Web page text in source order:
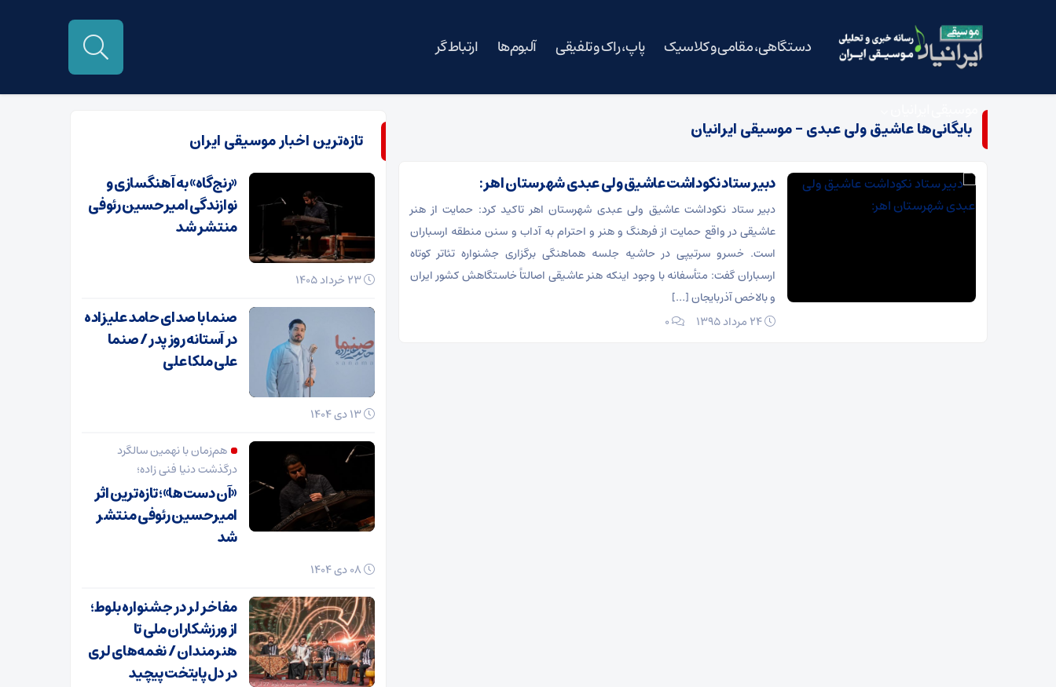
دستگاهی، مقامی و کلاسیک پاپ، راک و تلفیقی آلبوم‌ها ارتباط گر
بایگانی‌ها عاشیق ولی عبدی - موسیقی ایرانیان
دبیر ستاد نکوداشت عاشیق ولی عبدی شهرستان اهر:
دبیر ستاد نکوداشت عاشیق ولی عبدی شهرستان اهر تاکید کرد: حمایت از هنر
عاشیقی در واقع حمایت از فرهنگ و هنر و احترام به آداب و سنن منطقه ارسباران
است. خسرو سرتیپی در حاشیه جلسه هماهنگی برگزاری جشنواره تئاتر کوتاه
ارسباران گفت: متأسفانه با وجود اینکه هنر عاشیقی اصالتاً خاستگاهش کشور ایران
و بالاخص آذربایجان […]
۰
تازه‌ترین اخبار موسیقی ایران
«رنج‌گاه» به آهنگسازی و
نوازندگی امیرحسین رئوفی
منتشر شد
صنما با صدای حامد علیزاده
در آستانه روز پدر / صنما
علی ملکا علی
هم‌زمان با نهمین سالگرد
درگذشت دنیا فنی زاده؛
«آن دست‌ها»؛ تازه‌ترین اثر
امیرحسین رئوفی منتشر
شد
مفاخر لر در جشنواره بلوط؛
از ورزشکاران ملی تا
هنرمندان / نغمه‌های لری
در دل پایتخت پیچید